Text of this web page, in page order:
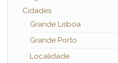
Cidades
Grande Lisboa
Grande Porto
Localidade